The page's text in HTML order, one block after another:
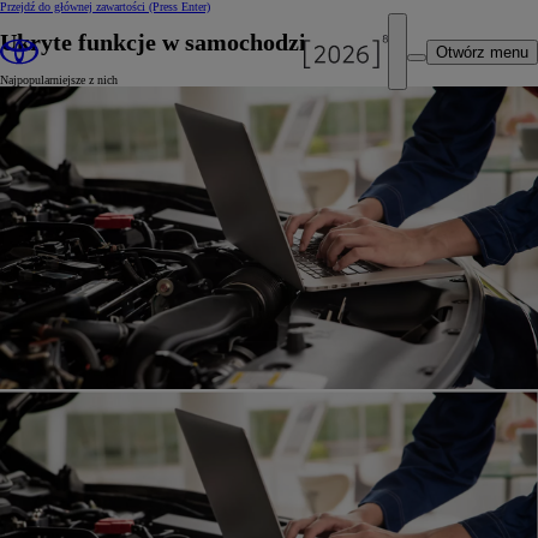
Przejdź do głównej zawartości (Press Enter)
Otwórz menu
Ukryte funkcje w samochodzie
Najpopularniejsze z nich